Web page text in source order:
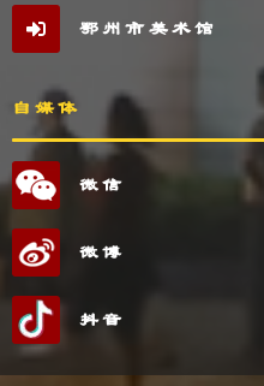
鄂州市美术馆
自媒体
微信
微博
抖音